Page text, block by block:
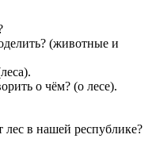
(животные и
о чём? (о лесе).
в нашей республике?